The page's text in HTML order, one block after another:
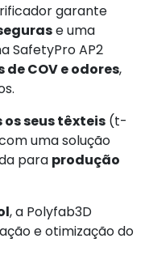
garante
e uma
SafetyPro AP2
de COV e odores,
seus têxteis (t-
uma solução
para produção
, a Polyfab3D
e otimização do